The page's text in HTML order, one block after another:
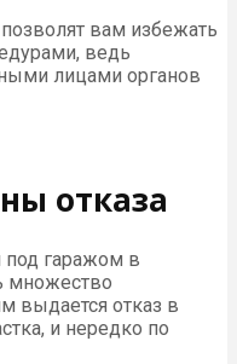
вам избежать
ведь
лицами органов
отказа
под гаражом в
множество
выдается отказ в
и нередко по